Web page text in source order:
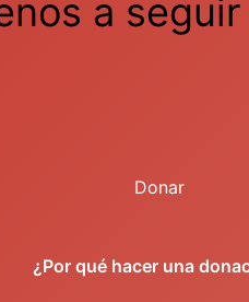
a
Donar
¿Por qué hacer una